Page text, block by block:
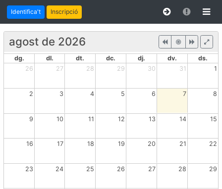
Identifica't Inscripció
agost de 2026
dg. dl. dt. dc. dj. dv.
ds.
26
27 28 29 30 31 1
2 3 4 5 6 7 8
9 10 11 12 13 14 15
16 17 18 19 20 21 22
23 24 25 26 27 28 29